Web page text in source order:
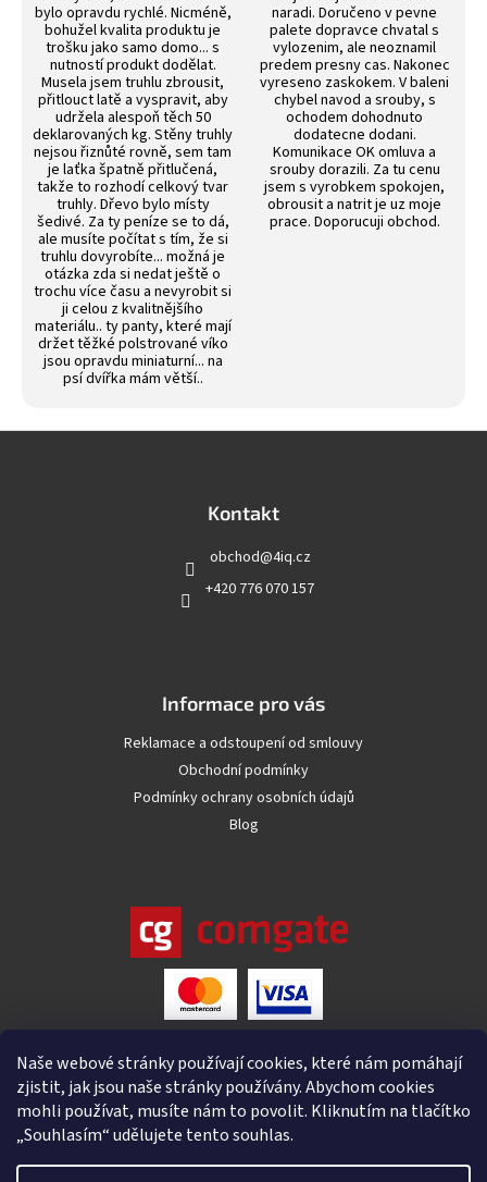
Naše webové stránky používají cookies, které nám pomáhají
zjistit, jak jsou naše stránky používány. Abychom cookies
mohli používat, musíte nám to povolit. Kliknutím na tlačítko
„Souhlasím“ udělujete tento souhlas.
bylo opravdu rychlé. Nicméně,
bohužel kvalita produktu je
trošku jako samo domo... s
nutností produkt dodělat.
Musela jsem truhlu zbrousit,
přitlouct latě a vyspravit, aby
udržela alespoň těch 50
deklarovaných kg. Stěny truhly
nejsou řiznůté rovně, sem tam
je laťka špatně přitlučená,
takže to rozhodí celkový tvar
truhly. Dřevo bylo místy
šedivé. Za ty peníze se to dá,
ale musíte počítat s tím, že si
truhlu dovyrobíte... možná je
otázka zda si nedat ještě o
trochu více času a nevyrobit si
ji celou z kvalitnějšího
materiálu.. ty panty, které mají
držet těžké polstrované víko
jsou opravdu miniaturní... na
psí dvířka mám větší..
naradi. Doručeno v pevne
palete dopravce chvatal s
vylozenim, ale neoznamil
predem presny cas. Nakonec
vyreseno zaskokem. V baleni
chybel navod a srouby, s
ochodem dohodnuto
dodatecne dodani.
Komunikace OK omluva a
srouby dorazili. Za tu cenu
jsem s vyrobkem spokojen,
obrousit a natrit je uz moje
prace. Doporucuji obchod.
Kontakt
obchod@4iq.cz
+420 776 070 157
Informace pro vás
Reklamace a odstoupení od smlouvy
Obchodní podmínky
Podmínky ochrany osobních údajů
Blog